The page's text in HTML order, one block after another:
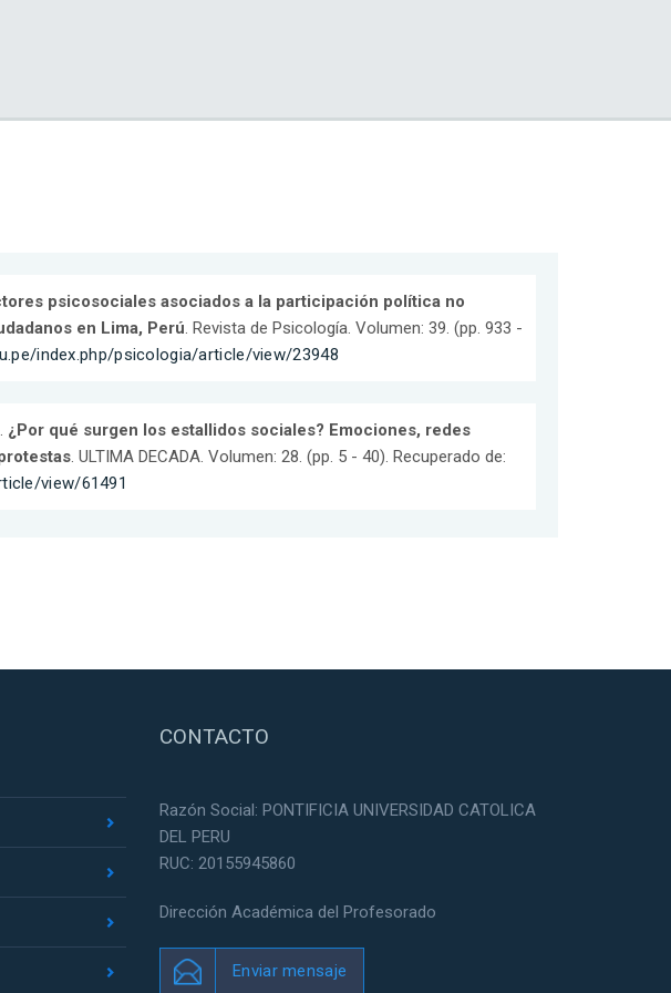
psicosociales asociados a la participación política no
en Lima, Perú. Revista de Psicología. Volumen: 39. (pp. 933 -
index.php/psicologia/article/view/23948
¿Por qué surgen los estallidos sociales? Emociones, redes
. ULTIMA DECADA. Volumen: 28. (pp. 5 - 40). Recuperado de:
view/61491
CONTACTO
Razón Social: PONTIFICIA UNIVERSIDAD CATOLICA
DEL PERU
RUC: 20155945860
Dirección Académica del Profesorado
Enviar mensaje